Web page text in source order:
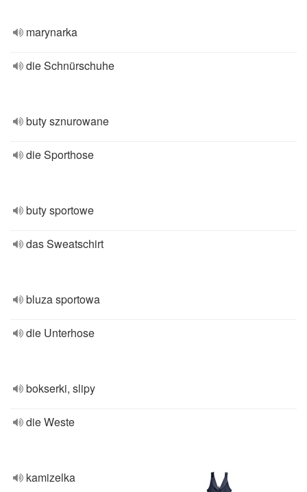
marynarka
die Schnürschuhe
buty sznurowane
die Sporthose
buty sportowe
das Sweatschirt
bluza sportowa
die Unterhose
bokserki, slipy
die Weste
kamizelka